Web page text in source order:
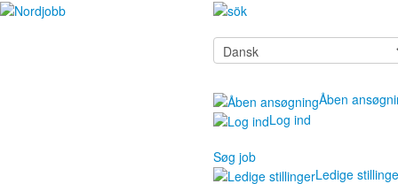
Åben
Log ind
Søg job
Ledige